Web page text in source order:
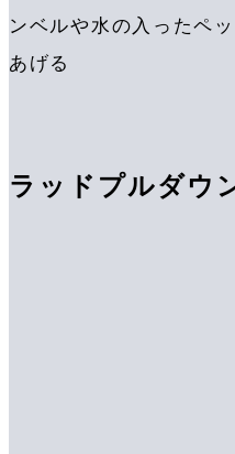
ンベルや水の入ったペ
あげる
ラッドプルダウ